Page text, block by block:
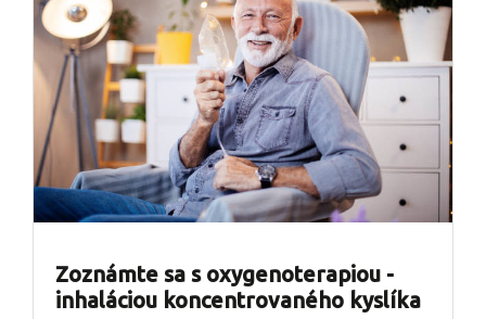
Zoznámte sa s oxygenoterapiou -
inhaláciou koncentrovaného kyslíka